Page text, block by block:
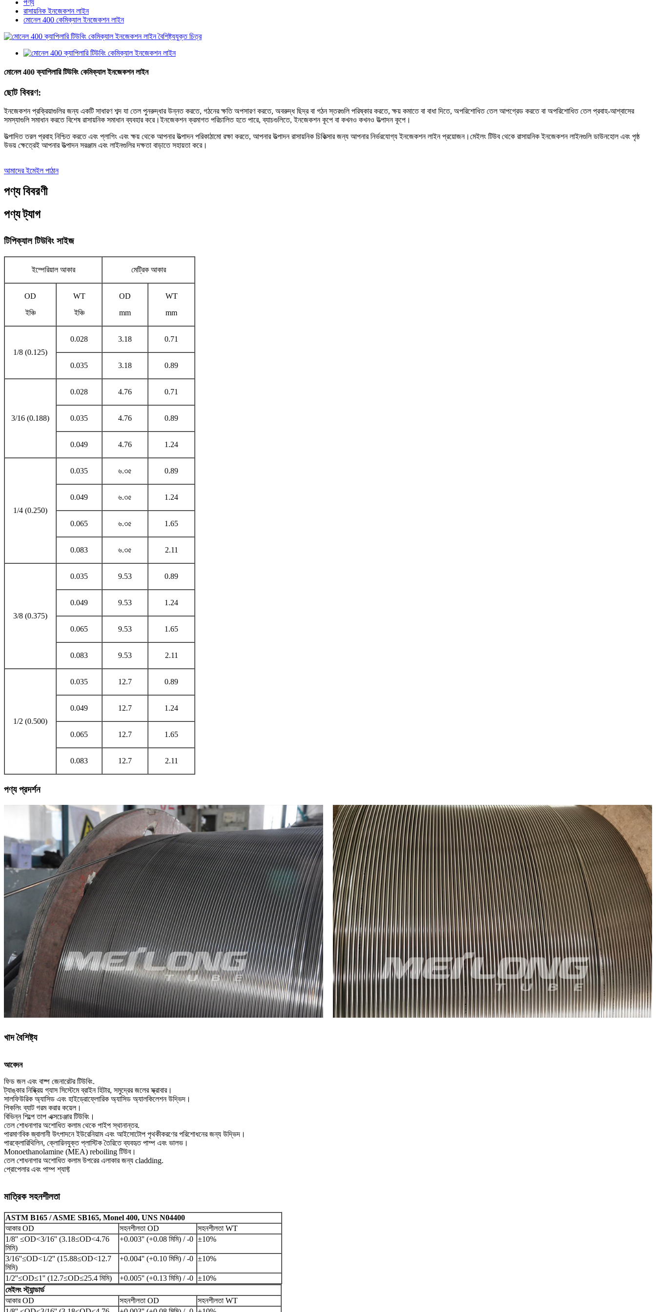
পণ্য
রাসায়নিক ইনজেকশন লাইন
মোনেল 400 কেমিক্যাল ইনজেকশন লাইন
মোনেল 400 ক্যাপিলারি টিউবিং কেমিক্যাল ইনজেকশন লাইন
ছোট বিবরণ:
ইনজেকশন প্রক্রিয়াগুলির জন্য একটি সাধারণ শব্দ যা তেল পুনরুদ্ধার উন্নত করতে, গঠনের ক্ষতি অপসারণ করতে, অবরুদ্ধ ছিদ্র বা গঠন স্তরগুলি পরিষ্কার করতে, ক্ষয় কমাতে বা বাধা দিতে, অপরিশোধিত তেল আপগ্রেড করতে বা অপরিশোধিত তেল প্রবাহ-আশ্বাসের
সমস্যাগুলি সমাধান করতে বিশেষ রাসায়নিক সমাধান ব্যবহার করে।ইনজেকশন ক্রমাগত পরিচালিত হতে পারে, ব্যাচগুলিতে, ইনজেকশন কূপে বা কখনও কখনও উত্পাদন কূপে।
উত্পাদিত তরল প্রবাহ নিশ্চিত করতে এবং প্লাগিং এবং ক্ষয় থেকে আপনার উত্পাদন পরিকাঠামো রক্ষা করতে, আপনার উত্পাদন রাসায়নিক চিকিত্সার জন্য আপনার নির্ভরযোগ্য ইনজেকশন লাইন প্রয়োজন।মেইলং টিউব থেকে রাসায়নিক ইনজেকশন লাইনগুলি ডাউনহোল এবং পৃষ্ঠ
উভয় ক্ষেত্রেই আপনার উত্পাদন সরঞ্জাম এবং লাইনগুলির দক্ষতা বাড়াতে সহায়তা করে।
আমাদের ইমেইল পাঠান
পণ্য বিবরণী
পণ্য ট্যাগ
টিপিক্যাল টিউবিং সাইজ
ইম্পেরিয়াল আকার মেট্রিক আকার
OD
ইঞ্চি
WT
ইঞ্চি
OD
mm
WT
mm
1/8 (0.125)
0.028 3.18 0.71
0.035 3.18 0.89
3/16 (0.188)
0.028 4.76 0.71
0.035 4.76 0.89
0.049 4.76 1.24
1/4 (0.250)
0.035 ৬.৩৫ 0.89
0.049 ৬.৩৫ 1.24
0.065 ৬.৩৫ 1.65
0.083 ৬.৩৫ 2.11
3/8 (0.375)
0.035 9.53 0.89
0.049 9.53 1.24
0.065 9.53 1.65
0.083 9.53 2.11
1/2 (0.500)
0.035 12.7 0.89
0.049 12.7 1.24
0.065 12.7 1.65
0.083 12.7 2.11
পণ্য প্রদর্শন
খাদ বৈশিষ্ট্য
আবেদন
ফিড জল এবং বাষ্প জেনারেটর টিউবিং.
ট্যাঙ্কার নিষ্ক্রিয় গ্যাস সিস্টেমে ব্রাইন হিটার, সমুদ্রের জলের স্ক্রাবার।
সালফিউরিক অ্যাসিড এবং হাইড্রোফ্লোরিক অ্যাসিড অ্যালকিলেশন উদ্ভিদ।
পিকলিং ব্যাট গরম করার কয়েল।
বিভিন্ন শিল্পে তাপ এক্সচেঞ্জার টিউবিং।
তেল শোধনাগার অশোধিত কলাম থেকে পাইপ স্থানান্তর.
পারমাণবিক জ্বালানী উৎপাদনে ইউরেনিয়াম এবং আইসোটোপ পৃথকীকরণের পরিশোধনের জন্য উদ্ভিদ।
পারক্লোরিথিলিন, ক্লোরিনযুক্ত প্লাস্টিক তৈরিতে ব্যবহৃত পাম্প এবং ভালভ।
Monoethanolamine (MEA) reboiling টিউব।
তেল শোধনাগার অশোধিত কলাম উপরের এলাকার জন্য cladding.
প্রোপেলার এবং পাম্প শ্যাফ্ট
মাত্রিক সহনশীলতা
ASTM B165 / ASME SB165, Monel 400, UNS N04400
আকার OD
সহনশীলতা OD
সহনশীলতা WT
1/8'' ≤OD<3/16'' (3.18≤OD<4.76
মিমি)
+0.003'' (+0.08 মিমি) / -0 ±10%
3/16''≤OD<1/2'' (15.88≤OD<12.7
মিমি)
+0.004'' (+0.10 মিমি) / -0 ±10%
1/2''≤OD≤1'' (12.7≤OD≤25.4 মিমি) +0.005'' (+0.13 মিমি) / -0 ±10%
মেইলং স্ট্যান্ডার্ড
আকার OD
সহনশীলতা OD
সহনশীলতা WT